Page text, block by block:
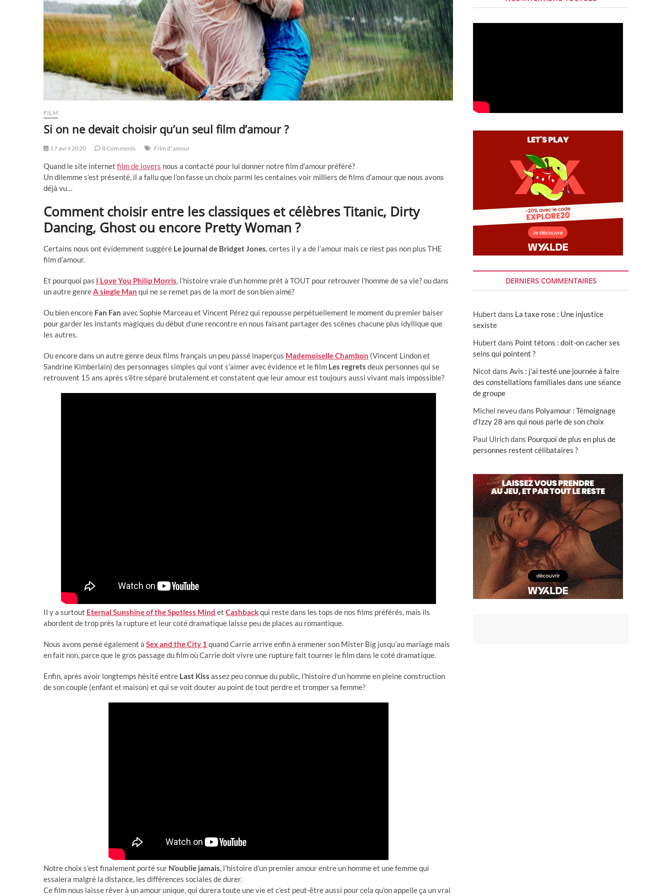
FILM
Si on ne devait choisir qu’un seul film d’amour ?
17 avril 2020 8 Comments Film d'amour
Quand le site internet film de lovers nous a contacté pour lui donner notre film d’amour préféré?
Un dilemme s’est présenté, il a fallu que l’on fasse un choix parmi les centaines voir milliers de films d’amour que nous avons
déjà vu…
Comment choisir entre les classiques et célèbres Titanic, Dirty
Dancing, Ghost ou encore Pretty Woman ?
Certains nous ont évidemment suggéré Le journal de Bridget Jones, certes il y a de l’amour mais ce n’est pas non plus THE
film d’amour.
Et pourquoi pas I Love You Philip Morris, l’histoire vraie d’un homme prêt à TOUT pour retrouver l’homme de sa vie? ou dans
un autre genreA single Man qui ne se remet pas de la mort de son bien aimé?
Ou bien encore Fan Fan avec Sophie Marceau et Vincent Pérez qui repousse perpétuellement le moment du premier baiser
pour garder les instants magiques du début d’une rencontre en nous faisant partager des scènes chacune plus idyllique que
les autres.
Ou encore dans un autre genre deux films français un peu passé inaperçus Mademoiselle Chambon (Vincent Lindon et
Sandrine Kimberlain) des personnages simples qui vont s’aimer avec évidence et le film Les regrets deux personnes qui se
retrouvent 15 ans après s’être séparé brutalement et constatent que leur amour est toujours aussi vivant mais impossible?
Il y a surtout Eternal Sunshine of the Spotless Mind et Cashbackqui reste dans les tops de nos films préférés, mais ils
abordent de trop près la rupture et leur coté dramatique laisse peu de places au romantique.
Nous avons pensé également à Sex and the City 1 quand Carrie arrive enfin à enmener son Mister Big jusqu’au mariage mais
en fait non, parce que le gros passage du film où Carrie doit vivre une rupture fait tourner le film dans le coté dramatique.
Enfin, après avoir longtemps hésité entre Last Kiss assez peu connue du public, l’histoire d’un homme en pleine construction
de son couple (enfant et maison) et qui se voit douter au point de tout perdre et tromper sa femme?
Notre choix s’est finalement porté sur N’oublie jamais, l’histoire d’un premier amour entre un homme et une femme qui
essaiera malgré la distance, les différences sociales de durer.
Ce film nous laisse rêver à un amour unique, qui durera toute une vie et c’est peut-être aussi pour cela qu’on appelle ça un vrai
DERNIERS COMMENTAIRES
Hubert dans La taxe rose : Une injustice
sexiste
Hubert dans Point tétons : doit-on cacher ses
seins qui pointent ?
Nicot dans Avis : j’ai testé une journée à faire
des constellations familiales dans une séance
de groupe
Michel neveudans Polyamour : Témoignage
d’Izzy 28 ans qui nous parle de son choix
Paul Ulrichdans Pourquoi de plus en plus de
personnes restent célibataires ?